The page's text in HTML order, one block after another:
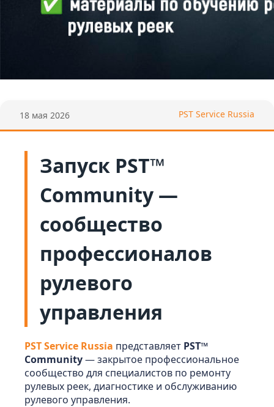
18 мая 2026 PST Service Russia
Запуск PST™
Community —
сообщество
профессионалов
рулевого
управления
PST Service Russia представляет PST™
Community— закрытое профессиональное
сообщество для специалистов по ремонту
рулевых реек, диагностике и обслуживанию
рулевого управления.